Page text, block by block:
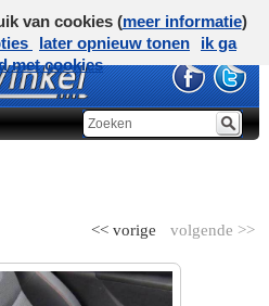
volgende >>
<< vorige
van cookies (meer informatie)
later opnieuw tonen
ik ga
met cookies